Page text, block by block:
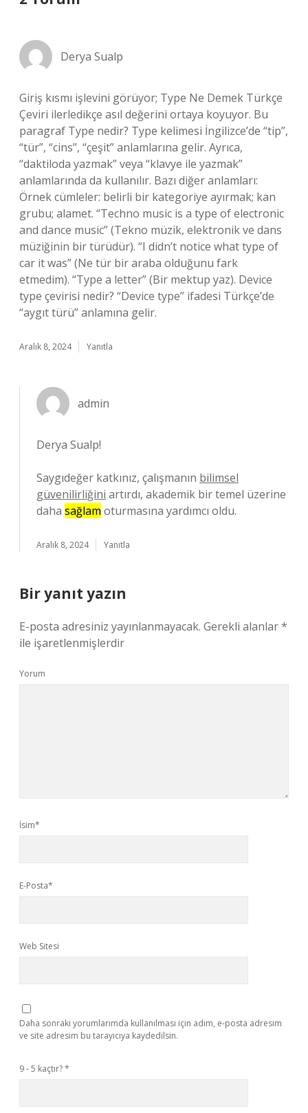
Derya Sualp
Giriş kısmı işlevini görüyor; Type Ne Demek Türkçe
Çeviri ilerledikçe asıl değerini ortaya koyuyor. Bu
paragraf Type nedir? Type kelimesi İngilizce’de “tip”,
“tür”, “cins”, “çeşit” anlamlarına gelir. Ayrıca,
“daktiloda yazmak” veya “klavye ile yazmak”
anlamlarında da kullanılır. Bazı diğer anlamları:
Örnek cümleler: belirli bir kategoriye ayırmak; kan
grubu; alamet. “Techno music is a type of electronic
and dance music” (Tekno müzik, elektronik ve dans
müziğinin bir türüdür). “I didn’t notice what type of
car it was” (Ne tür bir araba olduğunu fark
etmedim). “Type a letter” (Bir mektup yaz). Device
type çevirisi nedir? “Device type” ifadesi Türkçe’de
“aygıt türü” anlamına gelir.
Aralık 8, 2024 Yanıtla
admin
Derya Sualp!
Saygıdeğer katkınız, çalışmanın bilimsel
güvenilirliğini artırdı, akademik bir temel üzerine
daha sağlam oturmasına yardımcı oldu.
Aralık 8, 2024 Yanıtla
Bir yanıt yazın
E-posta adresiniz yayınlanmayacak. Gerekli alanlar*
ile işaretlenmişlerdir
Yorum
İsim*
E-Posta*
Web Sitesi
Daha sonraki yorumlarımda kullanılması için adım, e-posta adresim
ve site adresim bu tarayıcıya kaydedilsin.
9 - 5 kaçtır?*